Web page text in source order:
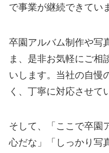
で事業が継続できてい
卒園アルバム制作や写
ま、是非お気軽にご相
いします。当社の自慢
く、丁寧に対応させて
そして、「ここで卒園
心だな」「しっかり写